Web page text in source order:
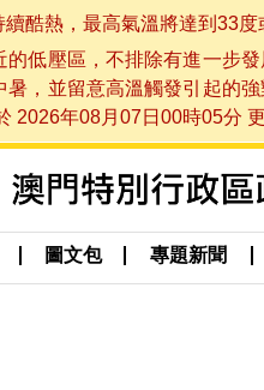
酷熱，最高氣溫將達到33
低壓區，不排除有進一步
，並留意高溫觸發引起的
2026年08月07日00時05分
圖文包 專題新聞